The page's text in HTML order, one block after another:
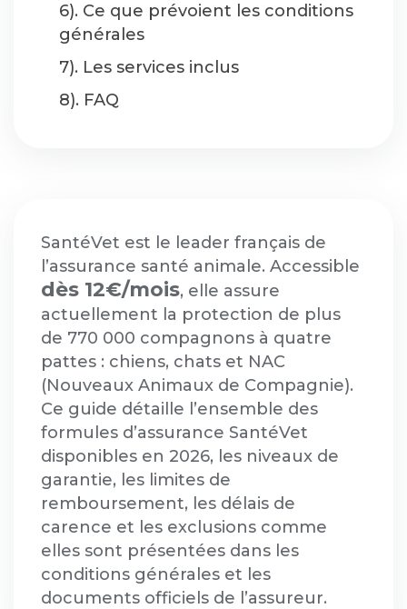
6). Ce que prévoient les conditions
générales
7). Les services inclus
8). FAQ
SantéVet est le leader français de
l’assurance santé animale. Accessible
dès 12€/mois, elle assure
actuellement la protection de plus
de 770 000 compagnons à quatre
pattes : chiens, chats et NAC
(Nouveaux Animaux de Compagnie).
Ce guide détaille l’ensemble des
formules d’assurance SantéVet
disponibles en 2026, les niveaux de
garantie, les limites de
remboursement, les délais de
carence et les exclusions comme
elles sont présentées dans les
conditions générales et les
documents officiels de l’assureur.